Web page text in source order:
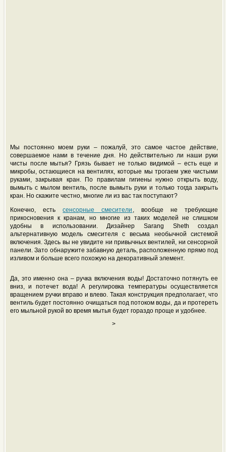
Мы постоянно моем руки – пожалуй, это самое частое действие,
совершаемое нами в течение дня. Но действительно ли наши руки
чисты после мытья? Грязь бывает не только видимой – есть еще и
микробы, остающиеся на вентилях, которые мы трогаем уже чистыми
руками, закрывая кран. По правилам гигиены нужно открыть воду,
вымыть с мылом вентиль, после вымыть руки и только тогда закрыть
кран. Но скажите честно, многие ли из вас так поступают?
Конечно, естьсенсорные смесители , вообще не требующие
прикосновения к кранам, но многие из таких моделей не слишком
удобны в использовании. Дизайнер Sarang Sheth создал
альтернативную модель смесителя с весьма необычной системой
включения. Здесь вы не увидите ни привычных вентилей, ни сенсорной
панели. Зато обнаружите забавную деталь, расположенную прямо под
изливом и больше всего похожую на декоративный элемент.
Да, это именно она – ручка включения воды! Достаточно потянуть ее
вниз, и потечет вода! А регулировка температуры осуществляется
вращением ручки вправо и влево. Такая конструкция предполагает, что
вентиль будет постоянно очищаться под потоком воды, да и протереть
его мыльной рукой во время мытья будет гораздо проще и удобнее.
>